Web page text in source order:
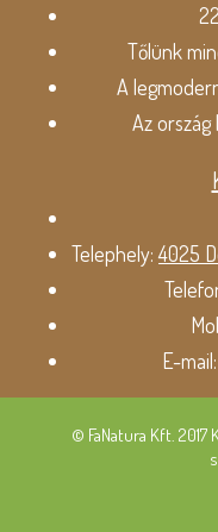
Tőlünk
A
Az
Telephely:4025
E-mail:
© FaNatura Kft.